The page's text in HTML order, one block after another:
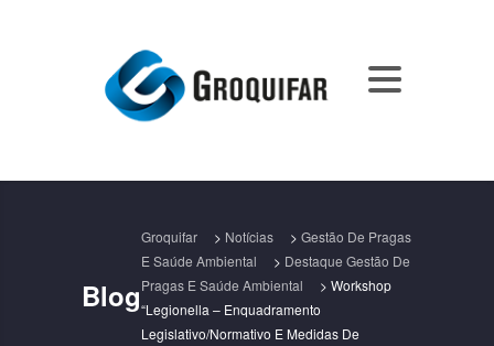
Blog
Groquifar > Notícias > Gestão De Pragas
E Saúde Ambiental
> Destaque Gestão De
Pragas E Saúde Ambiental
> Workshop
“Legionella – Enquadramento
Legislativo/normativo E Medidas De